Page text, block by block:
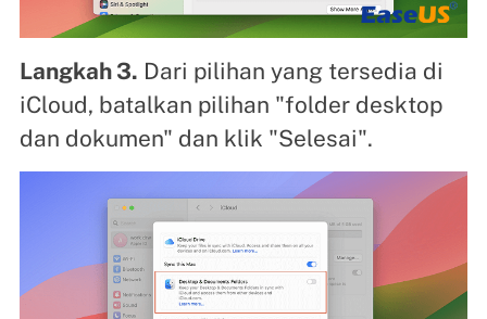
Langkah 3. Dari pilihan yang tersedia di
iCloud, batalkan pilihan "folder desktop
dan dokumen" dan klik "Selesai".